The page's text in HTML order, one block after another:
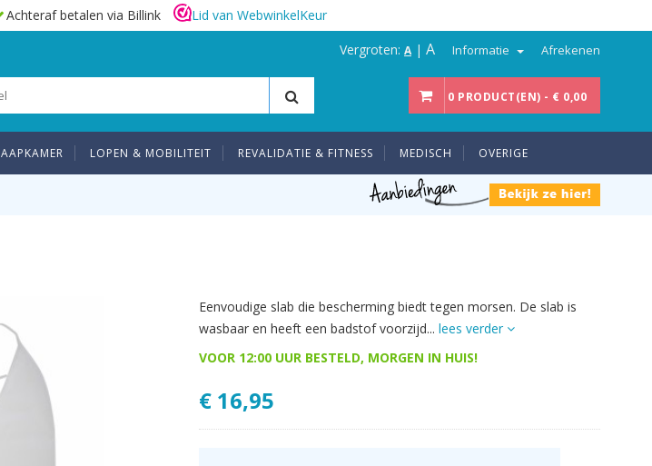
Achteraf betalen via Billink Lid van WebwinkelKeur
Vergroten: A| A Informatie Afrekenen
0 PRODUCT(EN) - € 0,00
LOPEN & MOBILITEIT REVALIDATIE & FITNESS MEDISCH OVERIGE
Eenvoudige slab die bescherming biedt tegen morsen. De slab is
wasbaar en heeft een badstof voorzijd... lees verder
VOOR 12:00 UUR BESTELD, MORGEN IN HUIS!
€ 16,95